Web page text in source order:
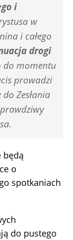
i
w
i całego
drogi
do momentu
prowadzi
Zesłania
będą
o
spotkaniach
do pustego